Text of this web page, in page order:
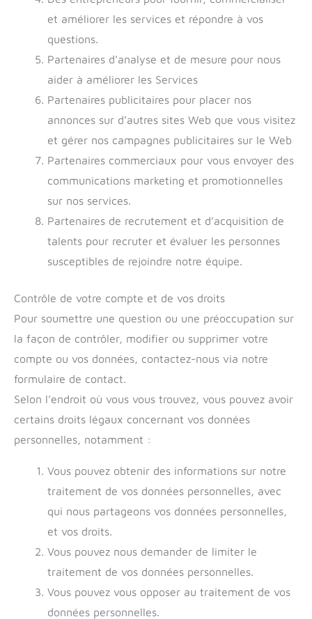
et améliorer les services et répondre à vos
questions.
Partenaires d’analyse et de mesure pour nous
aider à améliorer les Services
Partenaires publicitaires pour placer nos
annonces sur d’autres sites Web que vous visitez
et gérer nos campagnes publicitaires sur le Web
Partenaires commerciaux pour vous envoyer des
communications marketing et promotionnelles
sur nos services.
Partenaires de recrutement et d’acquisition de
talents pour recruter et évaluer les personnes
susceptibles de rejoindre notre équipe.
Contrôle de votre compte et de vos droits
Pour soumettre une question ou une préoccupation sur
la façon de contrôler, modifier ou supprimer votre
compte ou vos données, contactez-nous via notre
formulaire de contact.
Selon l’endroit où vous vous trouvez, vous pouvez avoir
certains droits légaux concernant vos données
personnelles, notamment :
Vous pouvez obtenir des informations sur notre
traitement de vos données personnelles, avec
qui nous partageons vos données personnelles,
et vos droits.
Vous pouvez nous demander de limiter le
traitement de vos données personnelles.
Vous pouvez vous opposer au traitement de vos
données personnelles.